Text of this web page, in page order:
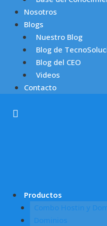
Nosotros
Blogs
Nuestro Blog
Blog de
Blog del CEO
Videos
Contacto
Productos
Combo Hostin y
Dominios